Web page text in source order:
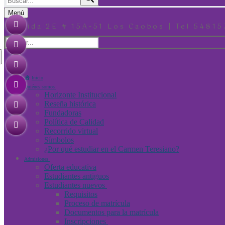
Menú
Avenida 2E # 15A-51 Los Caobos | Tel
Inicio
Quiénes somos
Horizonte Institucional
Reseña histórica
Fundadoras
Política de Calidad
Recorrido virtual
Símbolos
¿Por qué estudiar en el Carmen Teresiano?
Admisiones
Oferta educativa
Estudiantes antiguos
Estudiantes nuevos
Requisitos
Proceso de matrícula
Documentos para la matrícula
Inscripciones